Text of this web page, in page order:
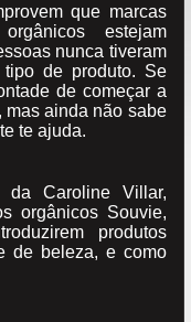
que marcas
estejam
nunca tiveram
de produto. Se
de começar a
mas ainda não sabe
te ajuda.
da Caroline Villar,
orgânicos Souvie,
produtos
de beleza, e como